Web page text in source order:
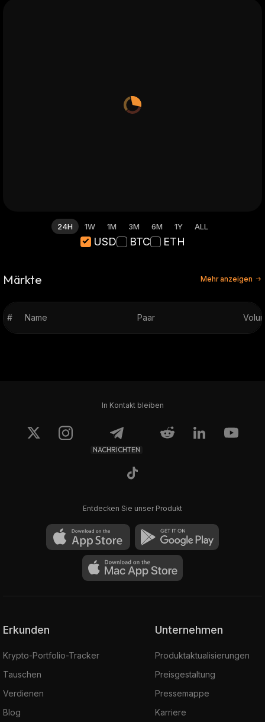
24H 1W 1M 3M 6M 1Y ALL
USD BTC ETH
Märkte Mehr anzeigen
# Name Paar
In Kontakt bleiben
NACHRICHTEN
Entdecken Sie unser Produkt
Erkunden
Krypto-Portfolio-Tracker
Tauschen
Verdienen
Blog
Unternehmen
Produktaktualisierungen
Preisgestaltung
Pressemappe
Karriere